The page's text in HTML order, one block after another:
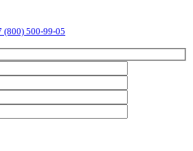
(800) 500-99-05